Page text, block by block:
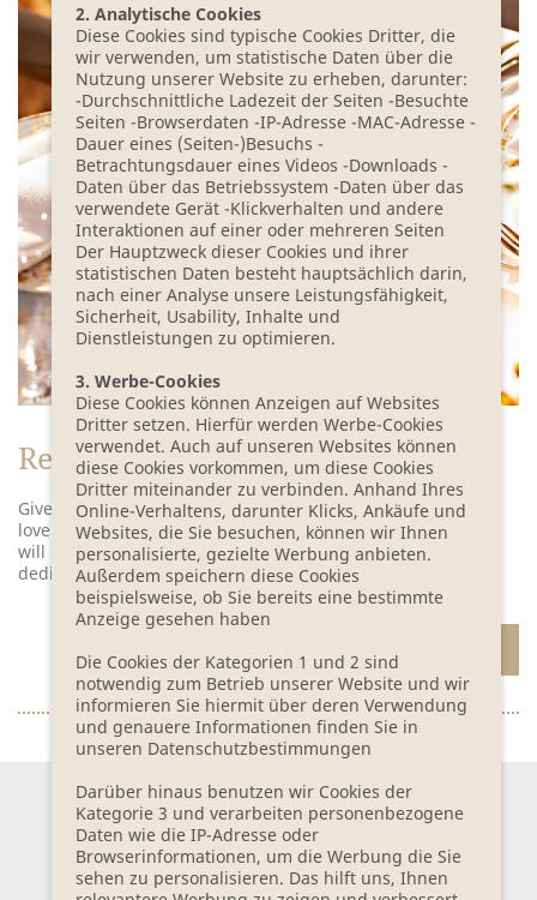
Restaurant Voucher
Give the gift of enjoyment. Surprise your loved one with a
lovely breakfast or our Bleiche evening menu. The voucher
will be sent in attractive packaging with your personal
dedication.
SUBCRIBE TO OUR
NEWSLETTER
2. Analytische Cookies
Diese Cookies sind typische Cookies Dritter, die
wir verwenden, um statistische Daten über die
Nutzung unserer Website zu erheben, darunter:
-Durchschnittliche Ladezeit der Seiten -Besuchte
Seiten -Browserdaten -IP-Adresse -MAC-Adresse -
Dauer eines (Seiten-)Besuchs -
Betrachtungsdauer eines Videos -Downloads -
Daten über das Betriebssystem -Daten über das
verwendete Gerät -Klickverhalten und andere
Interaktionen auf einer oder mehreren Seiten
Der Hauptzweck dieser Cookies und ihrer
statistischen Daten besteht hauptsächlich darin,
nach einer Analyse unsere Leistungsfähigkeit,
Sicherheit, Usability, Inhalte und
Dienstleistungen zu optimieren.
3. Werbe-Cookies
Diese Cookies können Anzeigen auf Websites
Dritter setzen. Hierfür werden Werbe-Cookies
verwendet. Auch auf unseren Websites können
diese Cookies vorkommen, um diese Cookies
Dritter miteinander zu verbinden. Anhand Ihres
Online-Verhaltens, darunter Klicks, Ankäufe und
Websites, die Sie besuchen, können wir Ihnen
personalisierte, gezielte Werbung anbieten.
Außerdem speichern diese Cookies
beispielsweise, ob Sie bereits eine bestimmte
Anzeige gesehen haben
Die Cookies der Kategorien 1 und 2 sind
notwendig zum Betrieb unserer Website und wir
informieren Sie hiermit über deren Verwendung
und genauere Informationen finden Sie in
unseren Datenschutzbestimmungen
Darüber hinaus benutzen wir Cookies der
Kategorie 3 und verarbeiten personenbezogene
Daten wie die IP-Adresse oder
Browserinformationen, um die Werbung die Sie
sehen zu personalisieren. Das hilft uns, Ihnen